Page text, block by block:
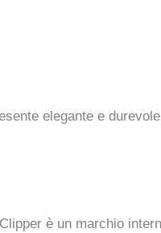
elegante e
è un marchio